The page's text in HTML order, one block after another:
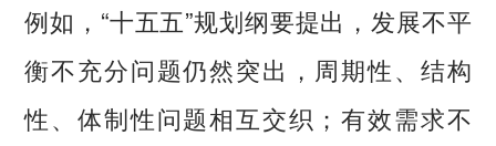
例如，“十五五”规划纲要提出，发展不平
衡不充分问题仍然突出，周期性、结构
性、体制性问题相互交织；有效需求不